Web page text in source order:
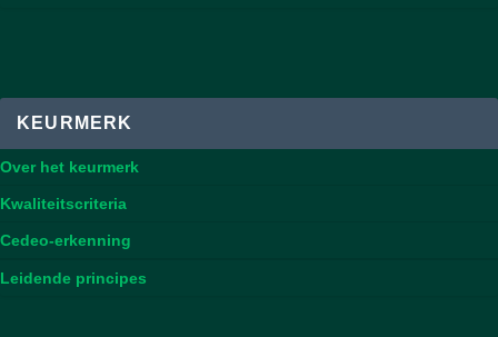
KEURMERK
Over het keurmerk
Kwaliteitscriteria
Cedeo-erkenning
Leidende principes